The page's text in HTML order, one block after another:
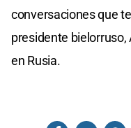
conversaciones que
presidente
en Rusia.